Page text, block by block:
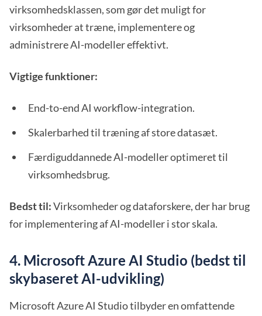
virksomhedsklassen, som gør det muligt for
virksomheder at træne, implementere og
administrere AI-modeller effektivt.
Vigtige funktioner:
End-to-end AI workflow-integration.
Skalerbarhed til træning af store datasæt.
Færdiguddannede AI-modeller optimeret til
virksomhedsbrug.
Bedst til:Virksomheder og dataforskere, der har brug
for implementering af AI-modeller i stor skala.
4. Microsoft Azure AI Studio (bedst til
skybaseret AI-udvikling)
Microsoft Azure AI Studio tilbyder en omfattende